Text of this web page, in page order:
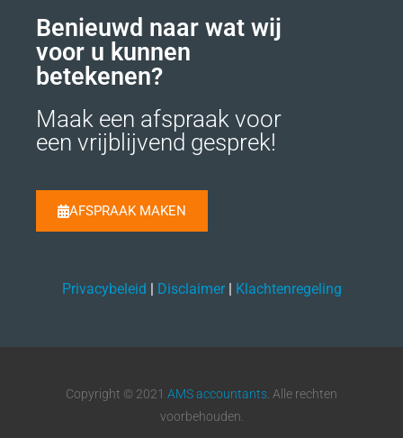
Benieuwd naar wat wij
voor u kunnen
betekenen?
Maak een afspraak voor
een vrijblijvend gesprek!
AFSPRAAK MAKEN
Privacybeleid | Disclaimer| Klachtenregeling
Copyright © 2021 AMS accountants . Alle rechten
voorbehouden.